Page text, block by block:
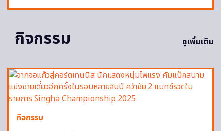
กิจกรรม ดูเพิ่มเติม
กิจกรรม